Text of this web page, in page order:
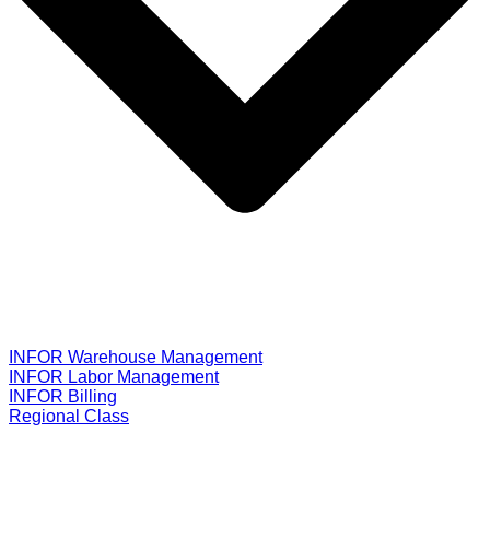
INFOR Warehouse Management
INFOR Labor Management
INFOR Billing
Regional Class